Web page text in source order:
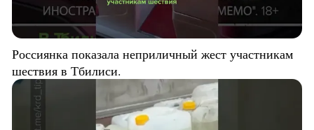
Россиянка показала неприличный жест участникам
шествия в Тбилиси.